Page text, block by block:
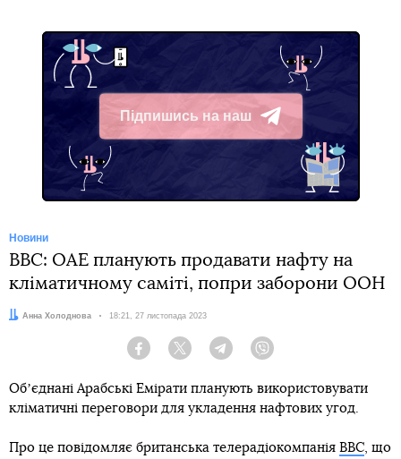
Підпишись на наш
Telegram
Новини
BBC: ОАЕ планують продавати нафту на
кліматичному саміті, попри заборони ООН
Автор:
Анна Холоднова Дата:
18:21, 27 листопада 2023
Facebook Twitter Telegram
Обʼєднані Арабські Емірати планують використовувати
кліматичні переговори для укладення нафтових угод.
Про це повідомляє британська телерадіокомпанія BBC, що